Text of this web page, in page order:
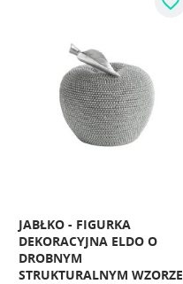
JABŁKO - FIGURKA
DEKORACYJNA ELDO O
DROBNYM
STRUKTURALNYM WZORZE